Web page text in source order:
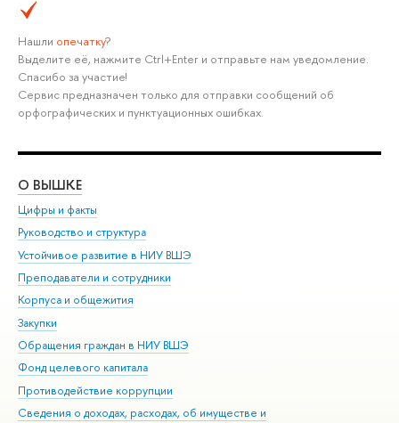
Нашли опечатку?
Выделите её, нажмите Ctrl+Enter и отправьте нам уведомление.
Спасибо за участие!
Сервис предназначен только для отправки сообщений об
орфографических и пунктуационных ошибках.
О ВЫШКЕ
Цифры и факты
Руководство и структура
Устойчивое развитие в НИУ ВШЭ
Преподаватели и сотрудники
Корпуса и общежития
Закупки
Обращения граждан в НИУ ВШЭ
Фонд целевого капитала
Противодействие коррупции
Сведения о доходах, расходах, об имуществе и